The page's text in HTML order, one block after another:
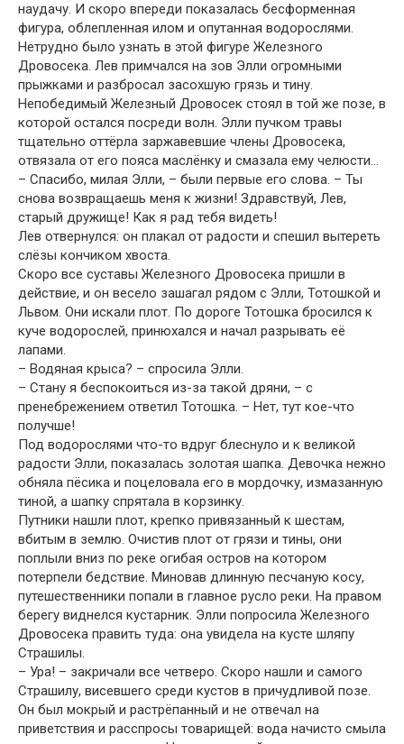
наудачу. И скоро впереди показалась бесформенная
фигура, облепленная илом и опутанная водорослями.
Нетрудно было узнать в этой фигуре Железного
Дровосека. Лев примчался на зов Элли огромными
прыжками и разбросал засохшую грязь и тину.
Непобедимый Железный Дровосек стоял в той же позе, в
которой остался посреди волн. Элли пучком травы
тщательно оттёрла заржавевшие члены Дровосека,
отвязала от его пояса маслёнку и смазала ему челюсти…
– Спасибо, милая Элли, – были первые его слова. – Ты
снова возвращаешь меня к жизни! Здравствуй, Лев,
старый дружище! Как я рад тебя видеть!
Лев отвернулся: он плакал от радости и спешил вытереть
слёзы кончиком хвоста.
Скоро все суставы Железного Дровосека пришли в
действие, и он весело зашагал рядом с Элли, Тотошкой и
Львом. Они искали плот. По дороге Тотошка бросился к
куче водорослей, принюхался и начал разрывать её
лапами.
– Водяная крыса? – спросила Элли.
– Стану я беспокоиться из-за такой дряни, – с
пренебрежением ответил Тотошка. – Нет, тут кое-что
получше!
Под водорослями что-то вдруг блеснуло и к великой
радости Элли, показалась золотая шапка. Девочка нежно
обняла пёсика и поцеловала его в мордочку, измазанную
тиной, а шапку спрятала в корзинку.
Путники нашли плот, крепко привязанный к шестам,
вбитым в землю. Очистив плот от грязи и тины, они
поплыли вниз по реке огибая остров на котором
потерпели бедствие. Миновав длинную песчаную косу,
путешественники попали в главное русло реки. На правом
берегу виднелся кустарник. Элли попросила Железного
Дровосека править туда: она увидела на кусте шляпу
Страшилы.
– Ура! – закричали все четверо. Скоро нашли и самого
Страшилу, висевшего среди кустов в причудливой позе.
Он был мокрый и растрёпанный и не отвечал на
приветствия и расспросы товарищей: вода начисто смыла